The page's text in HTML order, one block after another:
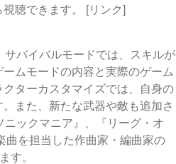
聴できます。 [リンク]
サバイバルモードでは、スキルが
ムモードの内容と実際のゲーム
ターカスタマイズでは、自身の
また、新たな武器や敵も追加さ
ックマニア』、『リーグ・オ
曲を担当した作曲家・編曲家の
す。